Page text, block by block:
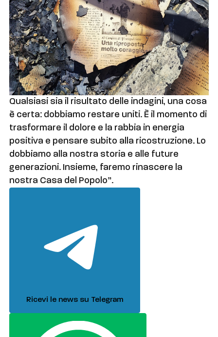
Qualsiasi sia il risultato delle indagini, una cosa
è certa: dobbiamo restare uniti. È il momento di
trasformare il dolore e la rabbia in energia
positiva e pensare subito alla ricostruzione. Lo
dobbiamo alla nostra storia e alle future
generazioni. Insieme, faremo rinascere la
nostra Casa del Popolo”.
Ricevi le news su Telegram